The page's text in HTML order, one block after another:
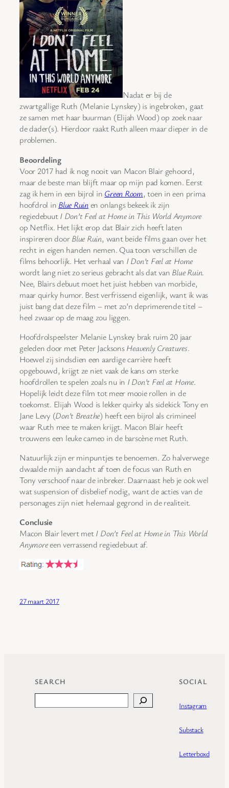
Nadat er bij de
zwartgallige Ruth (Melanie Lynskey) is ingebroken, gaat
ze samen met haar buurman (Elijah Wood) op zoek naar
de dader(s). Hierdoor raakt Ruth alleen maar dieper in de
problemen.
Beoordeling
Voor 2017 had ik nog nooit van Macon Blair gehoord,
maar de beste man blijft maar op mijn pad komen. Eerst
zag ik hem in een bijrol in Green Room, toen in een prima
hoofdrol in Blue Ruinen onlangs bekeek ik zijn
regiedebuutI Don’t Feel at Home in This World Anymore
op Netflix. Het lijkt erop dat Blair zich heeft laten
inspireren doorBlue Ruin, want beide films gaan over het
recht in eigen handen nemen. Qua toon verschillen de
films behoorlijk. Het verhaal van I Don’t Feel at Home
wordt lang niet zo serieus gebracht als dat van Blue Ruin.
Nee, Blairs debuut moet het juist hebben van morbide,
maar quirky humor. Best verfrissend eigenlijk, want ik was
juist bang dat deze film – met zo’n deprimerende titel –
heel zwaar op de maag zou liggen.
Hoofdrolspeelster Melanie Lynskey brak ruim 20 jaar
geleden door met Peter JacksonsHeavenly Creatures.
Hoewel zij sindsdien een aardige carrière heeft
opgebouwd, krijgt ze niet vaak de kans om sterke
hoofdrollen te spelen zoals nu in I Don’t Feel at Home.
Hopelijk leidt deze film tot meer mooie rollen in de
toekomst. Elijah Wood is lekker quirky als sidekick Tony en
Jane Levy (Don’t Breathe) heeft een bijrol als crimineel
waar Ruth mee te maken krijgt. Macon Blair heeft
trouwens een leuke cameo in de barscène met Ruth.
Natuurlijk zijn er minpuntjes te benoemen. Zo halverwege
dwaalde mijn aandacht af toen de focus van Ruth en
Tony verschoof naar de inbreker. Daarnaast heb je ook wel
wat suspension of disbelief nodig, want de acties van de
personages zijn niet helemaal gegrond in de realiteit.
Conclusie
Macon Blair levert metI Don’t Feel at Home in This World
Anymoreeen verrassend regiedebuut af.
27 maart 2017
SEARCH SOCIAL
Instagram
Substack
Letterboxd